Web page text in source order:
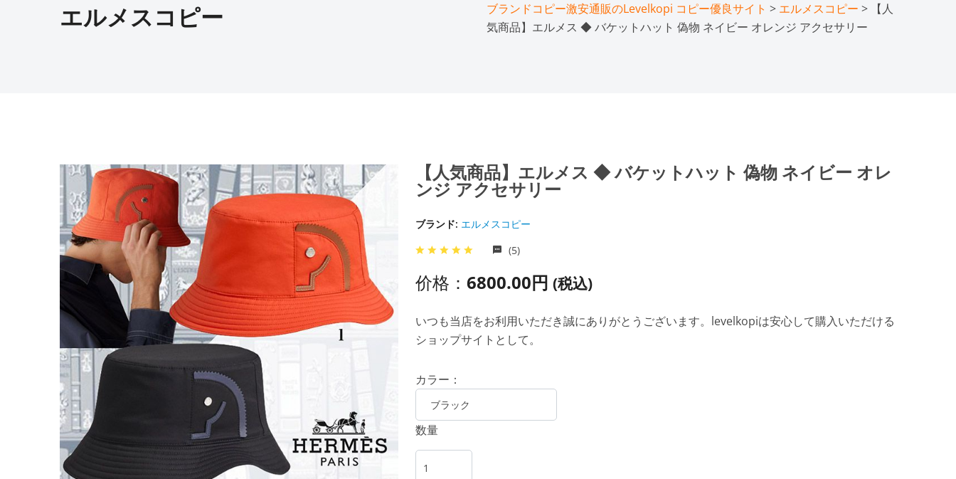
エルメスコピー ブランドコピー激安通販のLevelkopi コピー優良サイト > エルメスコピー > 【人
気商品】エルメス ◆ バケットハット 偽物 ネイビー オレンジ アクセサリー
【人気商品】エルメス ◆ バケットハット 偽物 ネイビー オレ
ンジ アクセサリー
ブランド: エルメスコピー
(5)
价格： 6800.00円 (税込)
いつも当店をお利用いただき誠にありがとうございます。levelkopiは安心して購入いただける
ショップサイトとして。
カラー：
数量